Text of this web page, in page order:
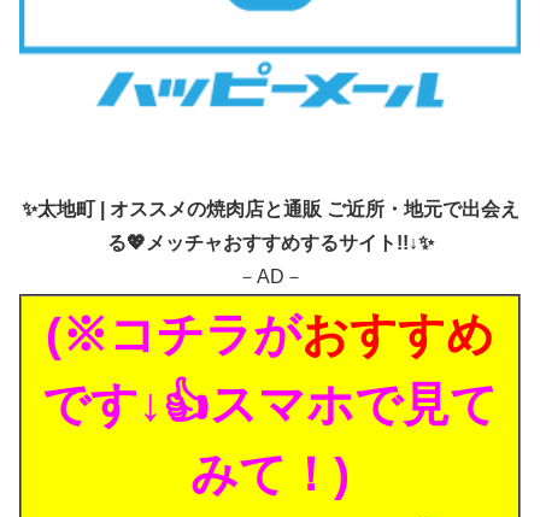
✨太地町 | オススメの焼肉店と通販 ご近所・地元で出会え
る💖メッチャおすすめするサイト!!↓✨
－AD－
(※コチラがおすすめ
です↓👍スマホで見て
みて！)